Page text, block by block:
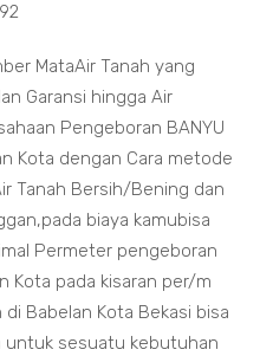
MataAir Tanah yang
Garansi hingga Air
Pengeboran BANYU
Kota dengan Cara metode
Tanah Bersih/Bening dan
biaya kamubisa
Permeter pengeboran
Kota pada kisaran per/m
Babelan Kota Bekasi bisa
untuk sesuatu kebutuhan